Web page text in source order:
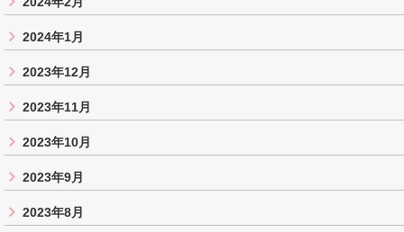
2024年1月
2023年12月
2023年11月
2023年10月
2023年9月
2023年8月